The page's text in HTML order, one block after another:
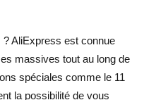
AliExpress est connue
massives tout au long de
spéciales comme le 11
la possibilité de vous